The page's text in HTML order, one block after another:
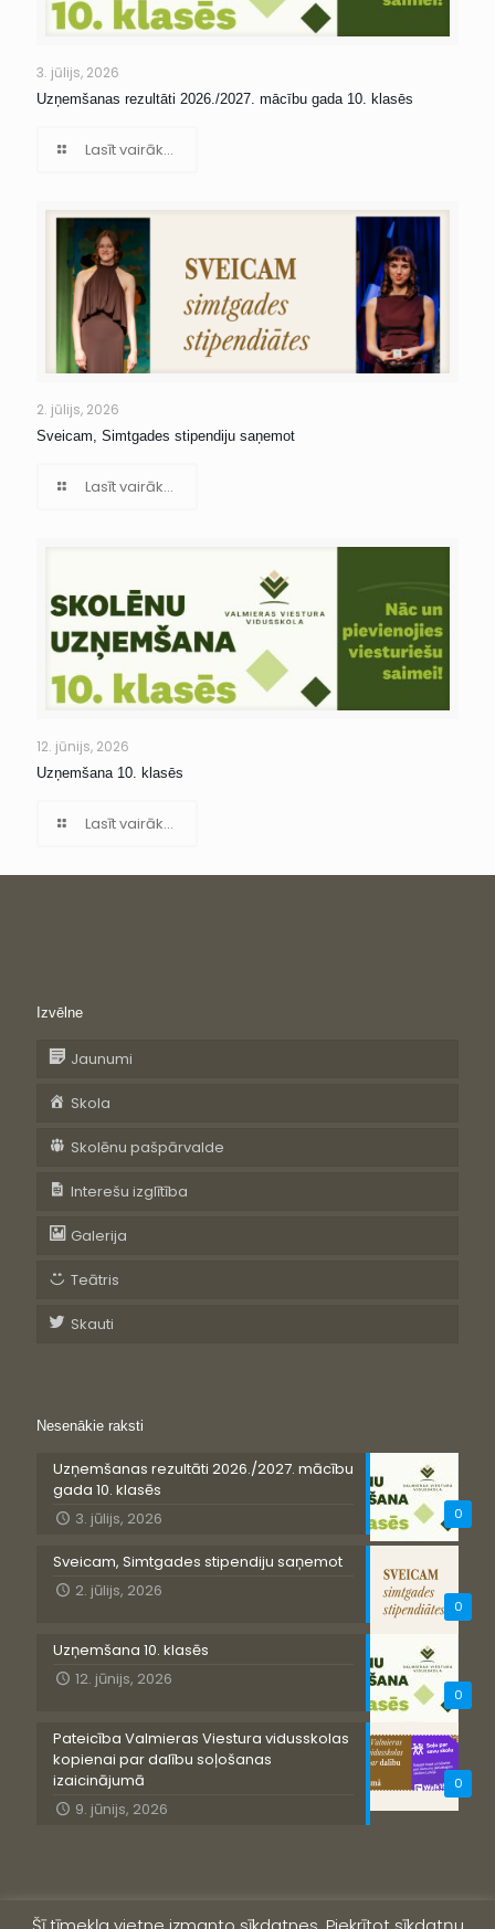
3. jūlijs, 2026
Uzņemšanas rezultāti 2026./2027. mācību gada 10. klasēs
Lasīt vairāk...
2. jūlijs, 2026
Sveicam, Simtgades stipendiju saņemot
Lasīt vairāk...
12. jūnijs, 2026
Uzņemšana 10. klasēs
Lasīt vairāk...
Izvēlne
Jaunumi
Skola
Skolēnu pašpārvalde
Interešu izglītība
Galerija
Teātris
Skauti
Nesenākie raksti
0
Uzņemšanas rezultāti 2026./2027. mācību
gada 10. klasēs
3. jūlijs, 2026
0
Sveicam, Simtgades stipendiju saņemot
2. jūlijs, 2026
0
Uzņemšana 10. klasēs
12. jūnijs, 2026
0
Pateicība Valmieras Viestura vidusskolas
kopienai par dalību soļošanas
izaicinājumā
9. jūnijs, 2026